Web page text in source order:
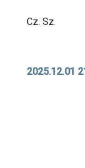
Cz. Sz.
2025.12.01